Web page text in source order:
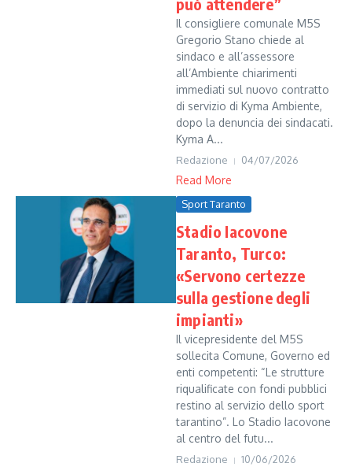
Il consigliere comunale M5S
Gregorio Stano chiede al
sindaco e all’assessore
all’Ambiente chiarimenti
immediati sul nuovo contratto
di servizio di Kyma Ambiente,
dopo la denuncia dei sindacati.
Kyma A...
Redazione 04/07/2026
Read More
Sport Taranto
Stadio Iacovone
Taranto, Turco:
«Servono certezze
sulla gestione degli
impianti»
Il vicepresidente del M5S
sollecita Comune, Governo ed
enti competenti: “Le strutture
riqualificate con fondi pubblici
restino al servizio dello sport
tarantino”. Lo Stadio Iacovone
al centro del futu...
Redazione 10/06/2026